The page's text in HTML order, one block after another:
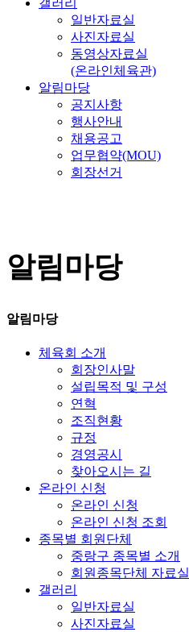
갤러리
일반자료실
사진자료실
동영상자료실
(온라인체육관)
알림마당
공지사항
행사안내
채용공고
업무협약(MOU)
회장선거
알림마당
알림마당
체육회 소개
회장인사말
설립목적 및 구성
연혁
조직현황
규정
경영공시
찾아오시는 길
온라인 신청
온라인 신청
온라인 신청 조회
종목별 회원단체
중랑구 종목별 소개
회원종목단체 자료실
갤러리
일반자료실
사진자료실